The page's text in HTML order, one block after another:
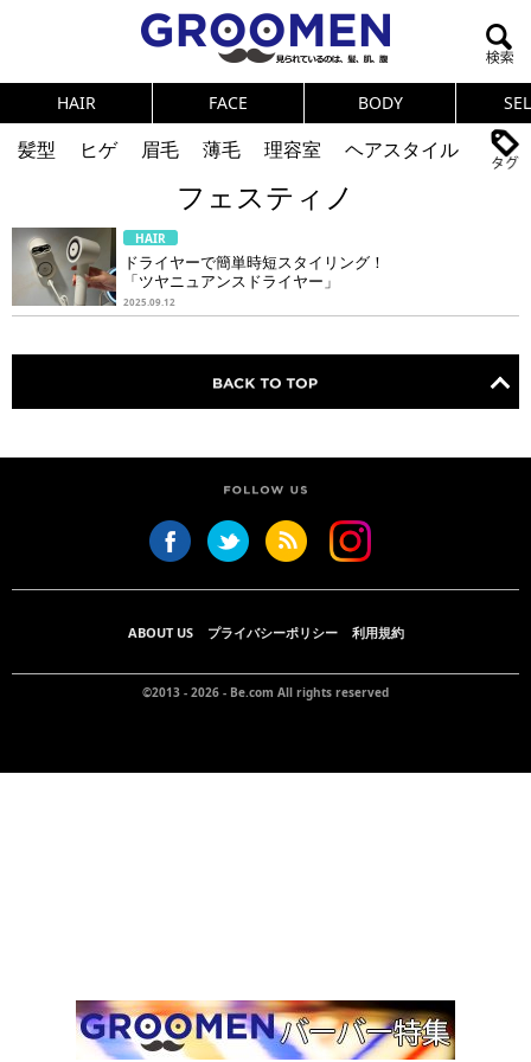
HAIR FACE BODY
髪型 ヒゲ 眉毛 薄毛 理容室
ヘアスタイル
体臭 ニオイ
連載
メンズコスメ
NEWS PICK UP 筋肉
テストステロン
海外セレブ
健康
スキンケア 食事
調査結果
トレーニング
好印象な男
頭皮ケア
ダイエット
理容室
フェスティノ
HAIR
ドライヤーで簡単時短スタイリング！
「ツヤニュアンスドライヤー」
2025.09.12
ABOUT US プライバシーポリシー 利用規約
©2013 - 2026 - Be.com All rights reserved